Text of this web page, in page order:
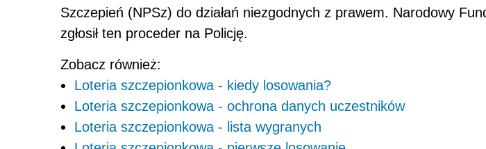
Szczepień (NPSz) do działań niezgodnych z prawem. Narodowy
zgłosił ten proceder na Policję.
Zobacz również:
Loteria szczepionkowa - kiedy losowania?
Loteria szczepionkowa - ochrona danych uczestników
Loteria szczepionkowa - lista wygranych